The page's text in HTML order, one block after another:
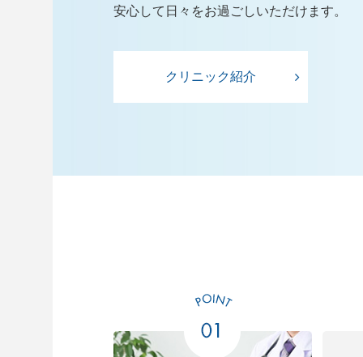
安心して日々をお過ごしいただけます。
クリニック紹介